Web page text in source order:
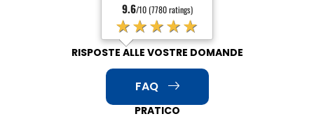
9.6/10 (7780 ratings)
★★★★★
PRATICO
RISPOSTE ALLE VOSTRE DOMANDE
FAQ